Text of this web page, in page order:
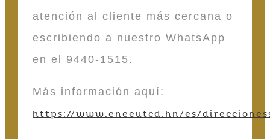
atención al cliente más cercana o
escribiendo a nuestro WhatsApp
en el 9440-1515.
Más información aquí:
https://www.eneeutcd.hn/es/